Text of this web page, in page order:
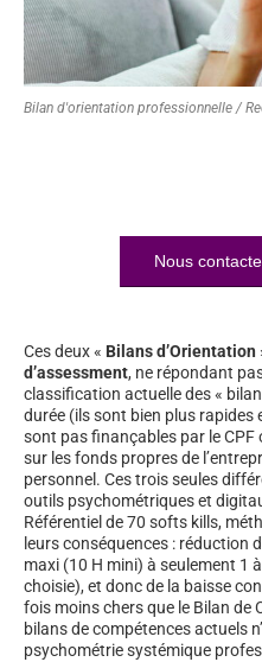
Bilan d'orientation professionnelle /
Nous
Ces deux « Bilans d’Orientation
d’assessment, ne répondant
classification actuelle des «
durée (ils sont bien plus rapides
sont pas finançables par le CPF
sur les fonds propres de
personnel. Ces trois seules
outils psychométriques et
Référentiel de 70 softs kills,
leurs conséquences : réduction
maxi (10 H mini) à seulement 1
choisie), et donc de la baisse
fois moins chers que le Bilan de
bilans de compétences actuels
psychométrie systémique